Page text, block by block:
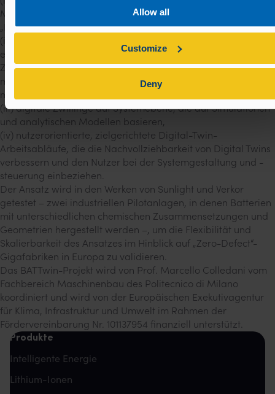
Allow all
Customize
Deny
Multisensordaten, die durch Datensemantik im Rahmen eines
„Digital Battery Passport“-Datenmodells unterstützt wird,
(ii) digitale Zwillinge auf Prozessebene, die die
entscheidenden Phasen der Elektrodenherstellung, der
Zellmontage und der Konditionierung mithilfe
multiphysikalischer, datengesteuerter und hybrider Ansätze
modellieren,
(iii) digitale Zwillinge auf Systemebene, die auf Simulationen
und analytischen Modellen basieren,
(iv) nutzerorientierte, zielgerichtete Digital-Twin-
Arbeitsabläufe, die die Nachvollziehbarkeit von Digital Twins
verbessern und den Nutzer bei der Systemgestaltung und -
steuerung einbeziehen.
Der Ansatz wird in den Werken von Sunlight und Verkor
getestet – zwei industriellen Pilotanlagen, in denen Batterien
mit unterschiedlichen chemischen Zusammensetzungen und
Geometrien hergestellt werden –, um die Flexibilität und
Skalierbarkeit des Ansatzes im Hinblick auf „Zero-Defect“-
Gigafabriken in Europa zu validieren.
Das BATTwin-Projekt wird von Prof. Marcello Colledani vom
Fachbereich Maschinenbau des Politecnico di Milano
koordiniert und wird von der Europäischen Exekutivagentur
für Klima, Infrastruktur und Umwelt im Rahmen der
Fördervereinbarung Nr. 101137954 finanziell unterstützt.
Produkte
Intelligente Energie
Lithium-Ionen